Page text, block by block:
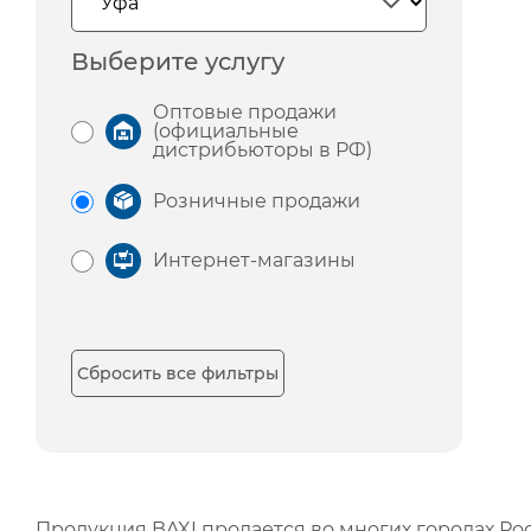
Выберите услугу
Оптовые продажи
(официальные
дистрибьюторы в РФ)
Розничные продажи
Интернет-магазины
Сбросить все фильтры